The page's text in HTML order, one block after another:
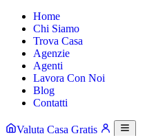
Home
Chi Siamo
Trova Casa
Agenzie
Agenti
Lavora Con Noi
Blog
Contatti
Valuta Casa Gratis